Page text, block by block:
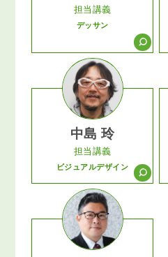
担当講義
デッサン
中島 玲
担当講義
ビジュアルデザイン